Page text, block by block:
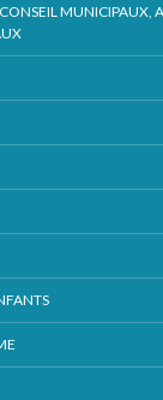
MUNICIPAUX,